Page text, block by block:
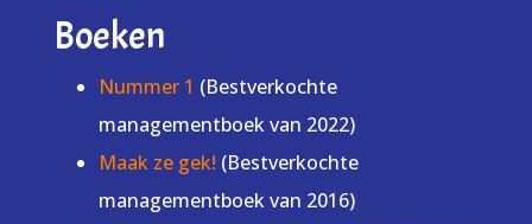
Boeken
Nummer 1 (Bestverkochte
managementboek van 2022)
Maak ze gek! (Bestverkochte
managementboek van 2016)